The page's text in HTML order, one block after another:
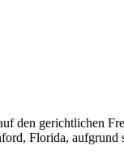
den gerichtlichen
Florida, aufgrund